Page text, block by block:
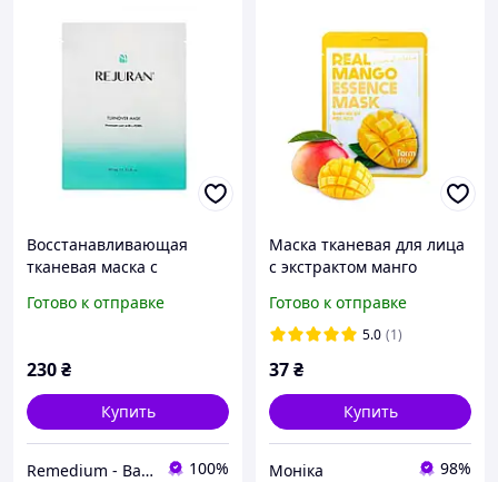
Восстанавливающая
тканевая маска с
REJURAN Turnover Mask
Готово к отправке
230₴
Купить
Remedium - Ваше здоровье и красота! 100%
Маска тканевая для лица
с экстрактом манго
Essence Mask 23 мл
Готово к отправке
5.0 (1)
37₴
Купить
Моніка 98%